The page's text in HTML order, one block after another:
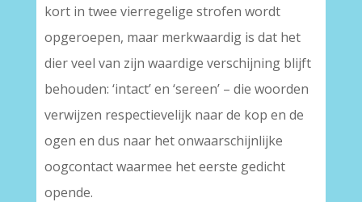
kort in twee vierregelige strofen wordt
opgeroepen, maar merkwaardig is dat het
dier veel van zijn waardige verschijning blijft
behouden: ‘intact’ en ‘sereen’ – die woorden
verwijzen respectievelijk naar de kop en de
ogen en dus naar het onwaarschijnlijke
oogcontact waarmee het eerste gedicht
opende.